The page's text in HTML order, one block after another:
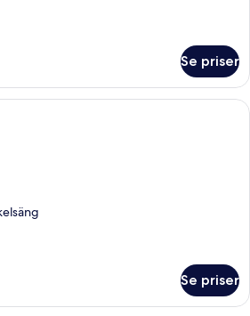
Se priser
Ett rum med två sängar, var och en
Se priser